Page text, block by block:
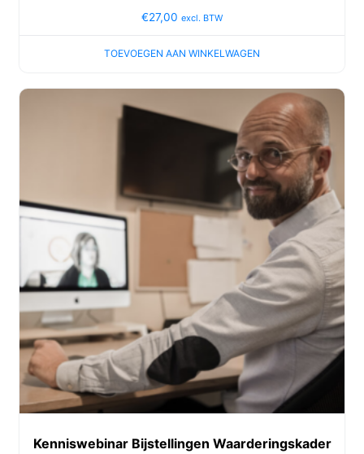
€27,00 excl. BTW
TOEVOEGEN AAN WINKELWAGEN
Kenniswebinar Bijstellingen Waarderingskader